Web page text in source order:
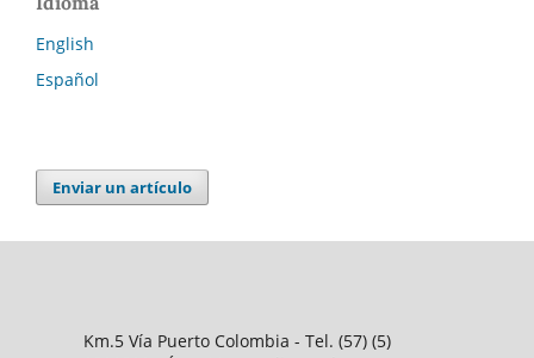
English
Español
Enviar un artículo
Km.5 Vía Puerto Colombia - Tel. (57) (5)